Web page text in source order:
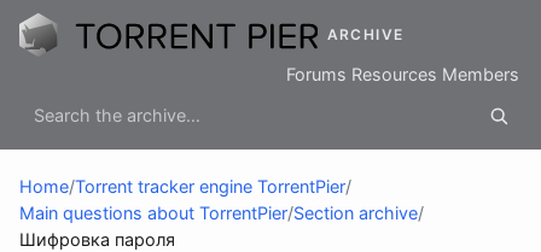
ARCHIVE
Forums Resources Members
Home/Torrent tracker engine TorrentPier/
Main questions about TorrentPier/Section archive/
Шифровка пароля